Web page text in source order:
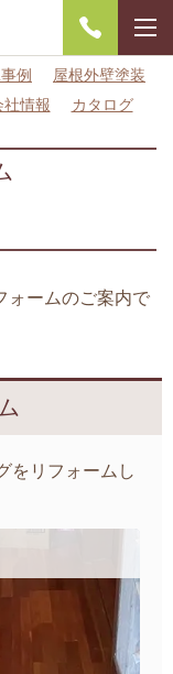
例
屋根外壁塗装
社情報 カタログ
ォームのご案内で
をリフォームし